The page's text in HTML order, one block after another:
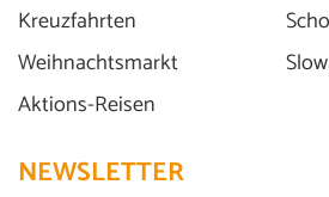
Kreuzfahrten
Weihnachtsmarkt
Aktions-Reisen
NEWSLETTER